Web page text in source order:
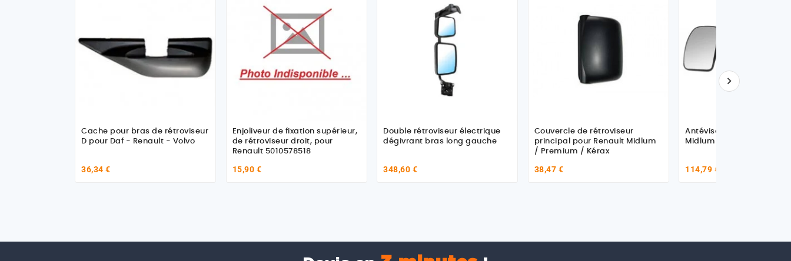
Cache pour bras de rétroviseur
D pour Daf - Renault - Volvo
36,34 €
Enjoliveur de fixation supérieur,
de rétroviseur droit, pour
Renault 5010578518
15,90 €
Double rétroviseur électrique
dégivrant bras long gauche
348,60 €
Couvercle de rétroviseur
principal pour Renault Midlum
/ Premium / Kérax
38,47 €
Antéviseur pour Renault
Midlum / Premium /
114,79 €
